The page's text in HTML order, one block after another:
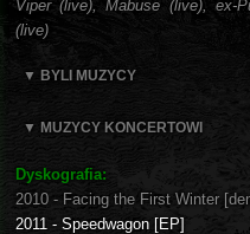
Viper (live), Mabuse (live), ex-
(live)
▼ BYLI MUZYCY
▼ MUZYCY KONCERTOWI
Dyskografia:
2010 - Facing the First Winter
2011 - Speedwagon [EP]